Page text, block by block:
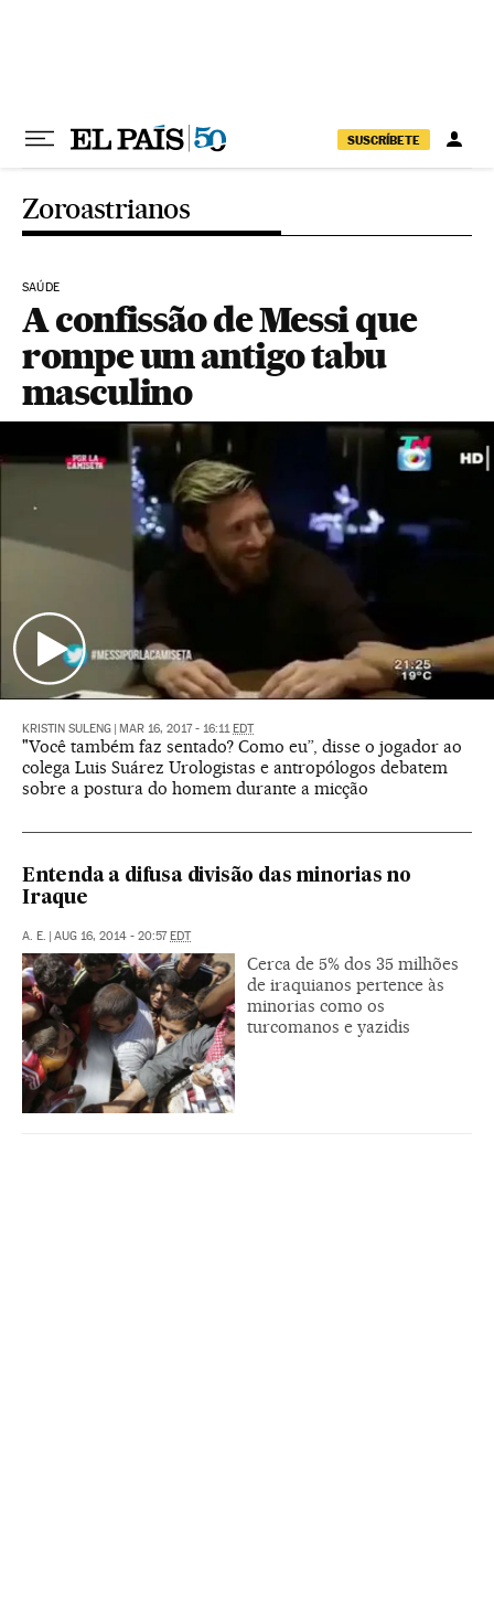
SUSCRÍBETE
Zoroastrianos
SAÚDE
A confissão de Messi que
rompe um antigo tabu
masculino
KRISTIN SULENG MAR 16, 2017 - 16:11 EDT
"Você também faz sentado? Como eu”, disse o jogador ao
colega Luis Suárez Urologistas e antropólogos debatem
sobre a postura do homem durante a micção
Entenda a difusa divisão das minorias no
Iraque
A. E. AUG 16, 2014 - 20:57 EDT
Cerca de 5% dos 35 milhões
de iraquianos pertence às
minorias como os
turcomanos e yazidis